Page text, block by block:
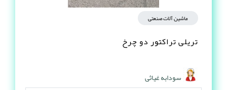
ماشین آلات صنعتی
تریلی تراکتور دو چرخ
سودابه غیاثی